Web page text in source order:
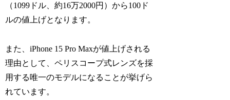
（1099ドル、約16万2000円）から100ド
ルの値上げとなります。
また、iPhone 15 Pro Maxが値上げされる
理由として、ペリスコープ式レンズを採
用する唯一のモデルになることが挙げら
れています。